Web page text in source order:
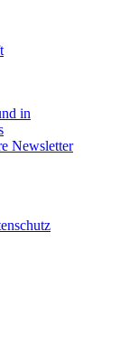
in
Newsletter